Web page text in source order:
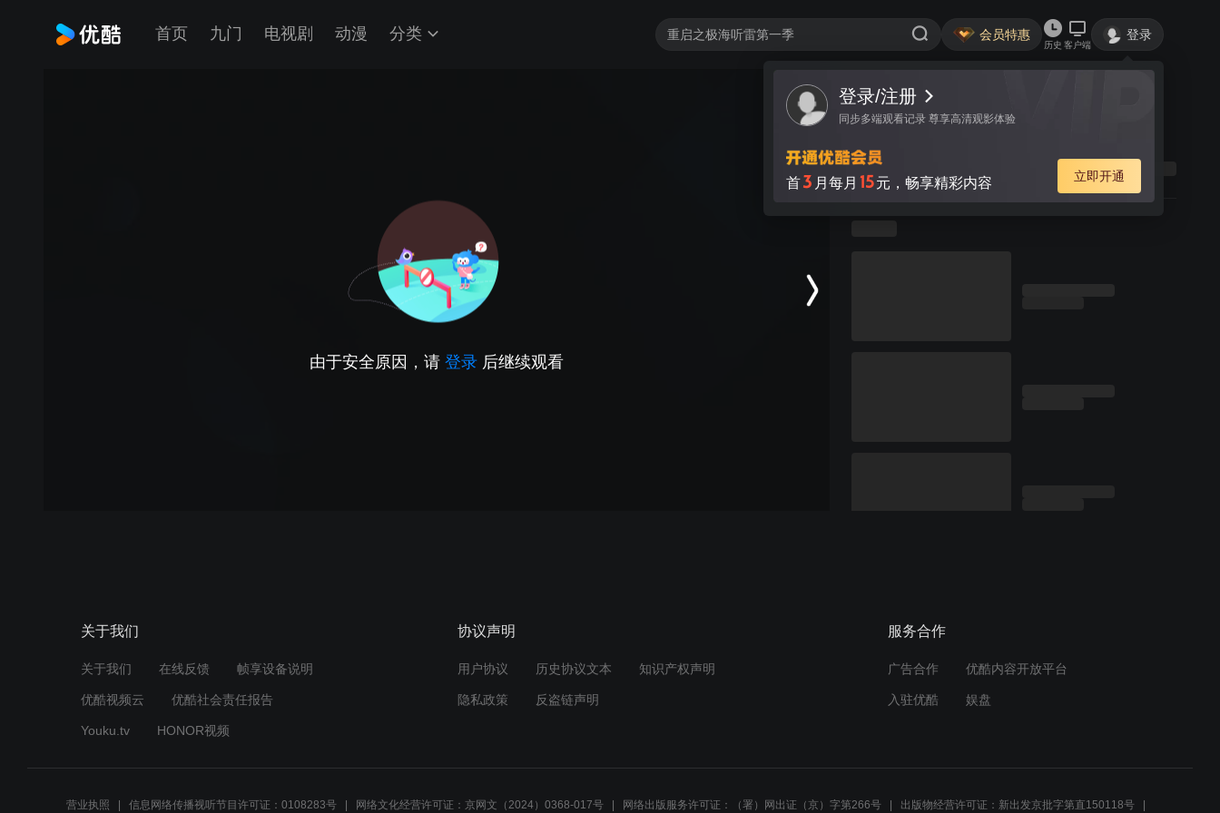
首页 九门 电视剧 动漫 分类 会员特惠
历史 客户端
登录
登录/注册
同步多端观看记录 尊享高清观影体验
首3 月每月 15元，畅享精彩内容 立即开通
由于安全原因，请 登录 后继续观看
关于我们
关于我们 在线反馈 帧享设备说明
优酷视频云 优酷社会责任报告
Youku.tv HONOR视频
协议声明
用户协议 历史协议文本 知识产权声明
隐私政策 反盗链声明
服务合作
广告合作 优酷内容开放平台
入驻优酷 娱盘
营业执照 信息网络传播视听节目许可证：0108283号 网络文化经营许可证：京网文（2024）0368-017号 网络出版服务许可证：（署）网出证（京）字第266号 出版物经营许可证：新出发京批字第直150118号